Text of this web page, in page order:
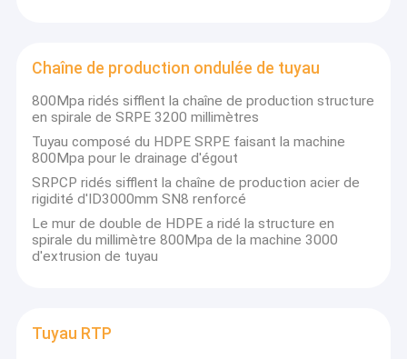
Chaîne de production ondulée de tuyau
800Mpa ridés sifflent la chaîne de production structure
en spirale de SRPE 3200 millimètres
Tuyau composé du HDPE SRPE faisant la machine
800Mpa pour le drainage d'égout
SRPCP ridés sifflent la chaîne de production acier de
rigidité d'ID3000mm SN8 renforcé
Le mur de double de HDPE a ridé la structure en
spirale du millimètre 800Mpa de la machine 3000
d'extrusion de tuyau
Tuyau RTP